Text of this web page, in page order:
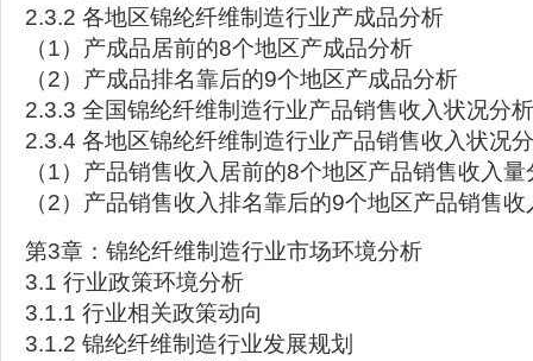
2.3.2 各地区锦纶纤维制造行业产成品分析
（1）产成品居前的8个地区产成品分析
（2）产成品排名靠后的9个地区产成品分析
2.3.3 全国锦纶纤维制造行业产品销售收入状况分析
2.3.4 各地区锦纶纤维制造行业产品销售收入状况
（1）产品销售收入居前的8个地区产品销售收入量
（2）产品销售收入排名靠后的9个地区产品销售
第3章：锦纶纤维制造行业市场环境分析
3.1 行业政策环境分析
3.1.1 行业相关政策动向
3.1.2 锦纶纤维制造行业发展规划